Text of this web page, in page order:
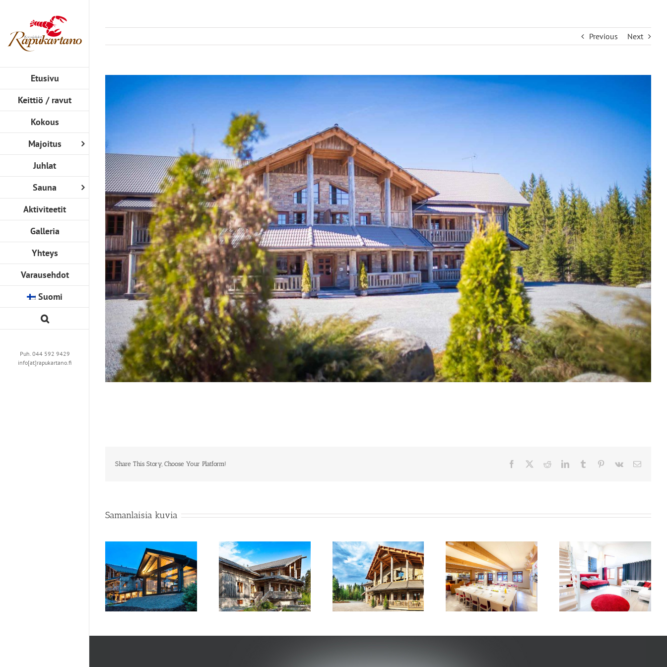
content
Etusivu
Keittiö / ravut
Kokous
Majoitus
Juhlat
Sauna
Aktiviteetit
Galleria
Yhteys
Varausehdot
Suomi
Puh. 044 592 9429
info[at]rapukartano.fi
Previous Next
Image
Share This Story, Choose Your Platform! Facebook RedditLinkedInTumblr Pinterest
Vk
Samanlaisia kuvia
Rapukartano terassit Merta Merta kokoustila Merta Sviitti Hummeri
Rapukartano Karhunpesä
ilta